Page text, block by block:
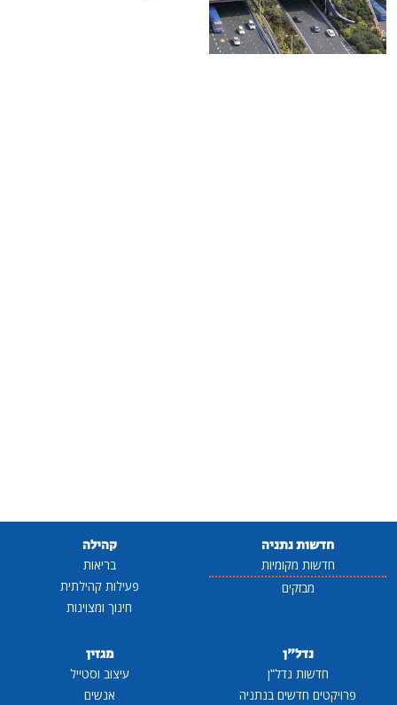
חדשות נתניה
חדשות מקומיות
מבזקים
קהילה
בריאות
פעילות קהילתית
חינוך ומצוינות
נדל"ן
חדשות נדל"ן
פרויקטים חדשים בנתניה
מגזין
עיצוב וסטייל
אנשים